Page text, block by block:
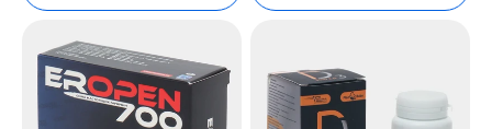
kuchaytiradi
homilani to'g'ri rivojlanish va